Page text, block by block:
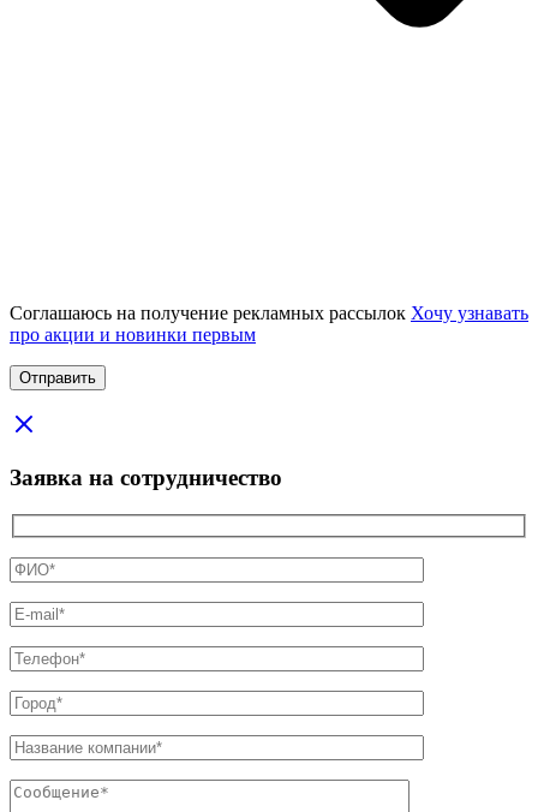
Соглашаюсь на получение рекламных рассылок Хочу узнавать
про акции и новинки первым
Заявка на сотрудничество